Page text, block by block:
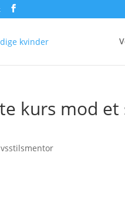
kurs mod